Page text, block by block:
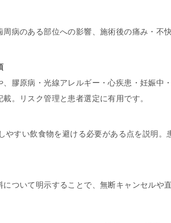
病のある部位への影響、施術後の痛み・不
膠原病・光線アレルギー・心疾患・妊娠中
。リスク管理と患者選定に有用です。
すい飲食物を避ける必要がある点を説明。
ついて明示することで、無断キャンセルや